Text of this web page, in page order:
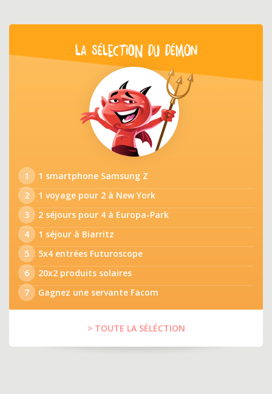
LA SÉLECTION DU DÉMON
1
1 smartphone Samsung Z
2
1 voyage pour 2 à New York
3
2 séjours pour 4 à Europa-Park
4
1 séjour à Biarritz
5
5x4 entrées Futuroscope
6
20x2 produits solaires
7
Gagnez une servante Facom
> TOUTE LA SÉLÉCTION